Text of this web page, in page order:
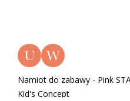
U W
Namiot do zabawy - Pink
Kid's Concept